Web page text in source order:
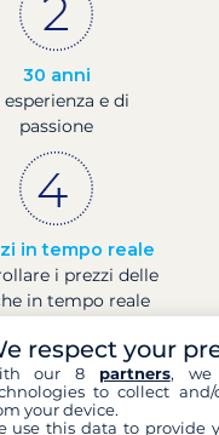
30 anni
esperienza e di
passione
in tempo reale
i prezzi delle
in tempo reale
garanzie?
respect your
our 8 partners, we
to collect
your device.
use this data to provide